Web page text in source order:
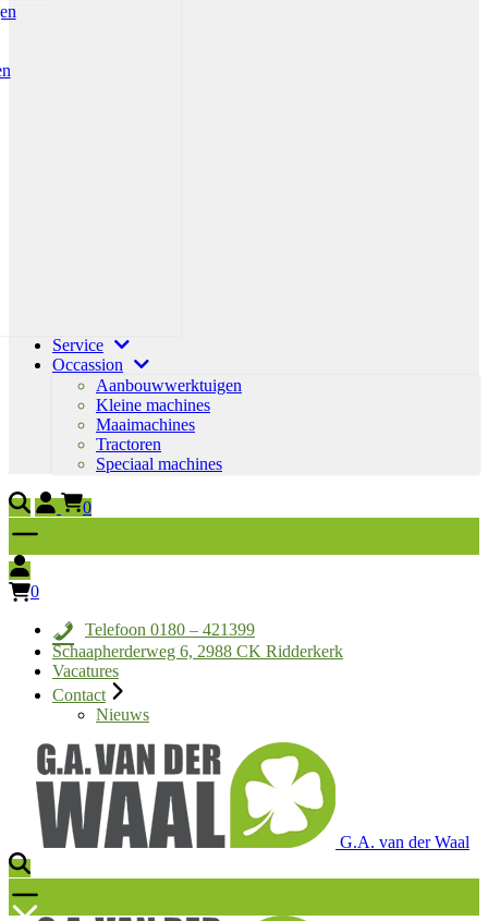
Service
Occassion
Aanbouwwerktuigen
Kleine machines
Maaimachines
Tractoren
Speciaal machines
0
0
Telefoon 0180 – 421399
Schaapherderweg 6, 2988 CK Ridderkerk
Vacatures
Contact
Nieuws
G.A. van der Waal